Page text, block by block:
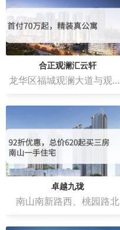
合正观澜汇云轩
龙华区福城观澜大道与观澜人民路交汇处西南侧
卓越九珑
南山南新路西、桃园路北